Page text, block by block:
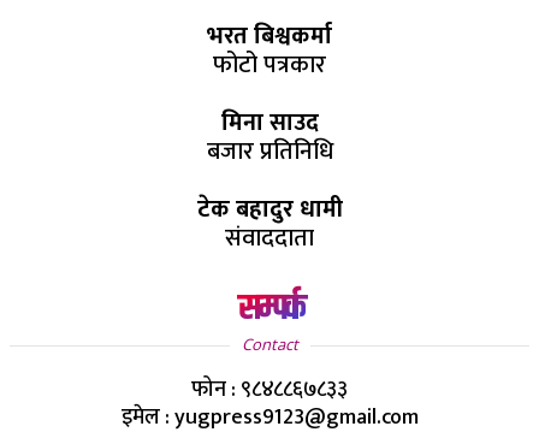
भरत बिश्वकर्मा
फोटो पत्रकार
मिना साउद
बजार प्रतिनिधि
टेक बहादुर धामी
संवाददाता
सम्पर्क
Contact
फोन : ९८४८८६७८३३
इमेल : yugpress9123@gmail.com